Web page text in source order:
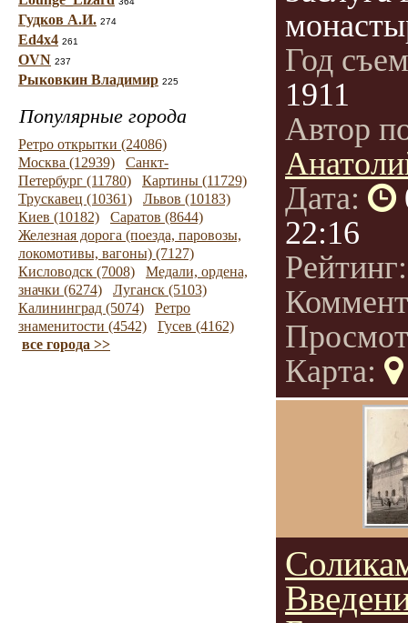
Гудков А.И. 274
Ed4x4 261
OVN 237
Рыковкин Владимир 225
Популярные города
Ретро открытки (24086)
Москва (12939)
Санкт-
Петербург (11780)
Картины (11729)
Трускавец (10361)
Львов (10183)
Киев (10182)
Саратов (8644)
Железная дорога (поезда, паровозы,
локомотивы, вагоны) (7127)
Кисловодск (7008)
Медали, ордена,
значки (6274)
Луганск (5103)
Калининград (5074)
Ретро
знаменитости (4542)
Гусев (4162)
все города >>
Год
1911
Автор
Дата:
22:16
Карта: